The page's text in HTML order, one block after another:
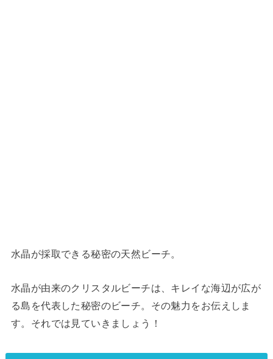
水晶が採取できる秘密の天然ビーチ。
水晶が由来のクリスタルビーチは、キレイな海辺が広が
る島を代表した秘密のビーチ。その魅力をお伝えしま
す。それでは見ていきましょう！